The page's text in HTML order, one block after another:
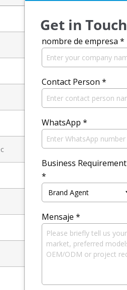
Get in Touch
nombre de empresa *
Contact Person *
WhatsApp *
Business Requirement
*
Mensaje *